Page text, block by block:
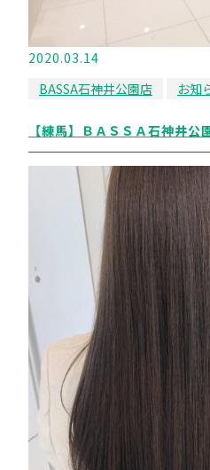
2020.03.14
BASSA石神井公園店
お知
【練馬】ＢＡＳＳＡ石神井公